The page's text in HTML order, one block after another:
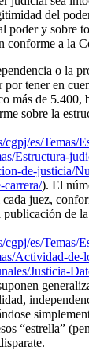
del
poder y sobre
conforme a la
o la
tener en
más de 5.400,
sobre la
es/Temas/
Estructura-
de-justicia/
carrera/). El
juez,
de la
es/Temas/
Actividad-de-
Justicia-
“estrella”